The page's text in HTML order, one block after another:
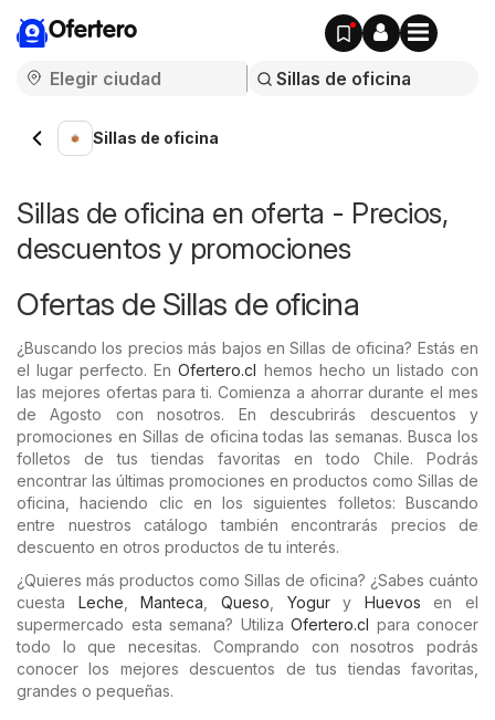
Ofertero
Sillas de oficina
Sillas de oficina en oferta - Precios,
descuentos y promociones
Ofertas de Sillas de oficina
¿Buscando los precios más bajos en Sillas de oficina? Estás en
el lugar perfecto. EnOfertero.cl hemos hecho un listado con
las mejores ofertas para ti. Comienza a ahorrar durante el mes
de Agosto con nosotros. En descubrirás descuentos y
promociones en Sillas de oficina todas las semanas. Busca los
folletos de tus tiendas favoritas en todo Chile. Podrás
encontrar las últimas promociones en productos como Sillas de
oficina, haciendo clic en los siguientes folletos: Buscando
entre nuestros catálogo también encontrarás precios de
descuento en otros productos de tu interés.
¿Quieres más productos como Sillas de oficina? ¿Sabes cuánto
cuesta Leche ,Manteca Queso Yogury Huevos en el
supermercado esta semana? Utiliza Ofertero.cl para conocer
todo lo que necesitas. Comprando con nosotros podrás
conocer los mejores descuentos de tus tiendas favoritas,
grandes o pequeñas.